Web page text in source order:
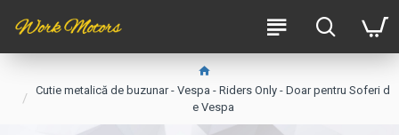
Cutie metalică de buzunar - Vespa - Riders Only - Doar pentru Soferi d
e Vespa